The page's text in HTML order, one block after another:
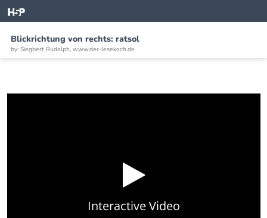
Blickrichtung von rechts: ratsol
by: Siegbert Rudolph, www.der-lesekoch.de